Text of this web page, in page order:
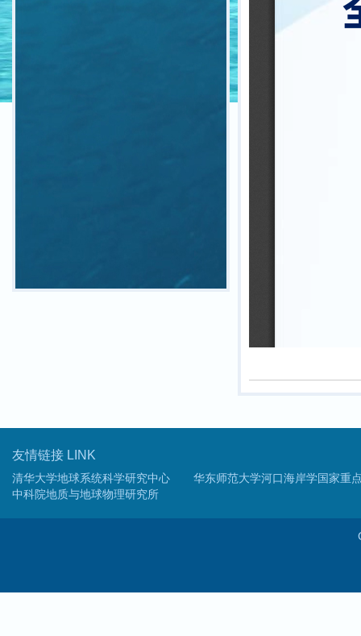
友情链接 LINK
清华大学地球系统科学研究中心
华东师范大学河口海岸学国家重
中科院地质与地球物理研究所